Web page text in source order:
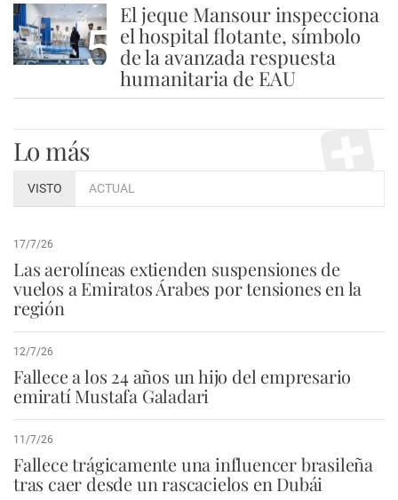
5
El jeque Mansour inspecciona
el hospital flotante, símbolo
de la avanzada respuesta
humanitaria de EAU
Lo más
VISTO ACTUAL
17/7/26
Las aerolíneas extienden suspensiones de
vuelos a Emiratos Árabes por tensiones en la
región
12/7/26
Fallece a los 24 años un hijo del empresario
emiratí Mustafa Galadari
11/7/26
Fallece trágicamente una influencer brasileña
tras caer desde un rascacielos en Dubái